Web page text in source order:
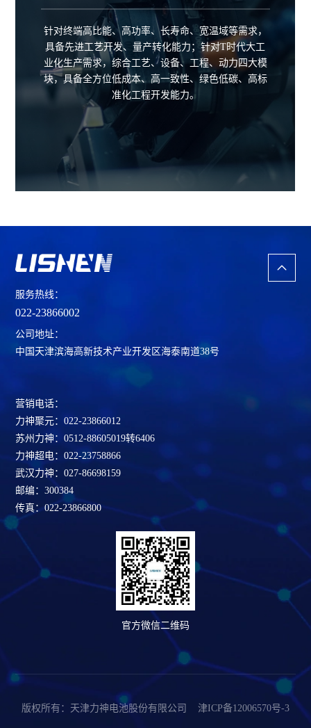
针对终端高比能、高功率、长寿命、宽温域等需求，
具备先进工艺开发、量产转化能力；针对T时代大工
业化生产需求，综合工艺、设备、工程、动力四大模
块，具备全方位低成本、高一致性、绿色低碳、高标
准化工程开发能力。
服务热线：
022-23866002
公司地址：
中国天津滨海高新技术产业开发区海泰南道38号
营销电话：
力神聚元：022-23866012
苏州力神：0512-88605019转6406
力神超电：022-23758866
武汉力神：027-86698159
邮编：300384
传真：022-23866800
官方微信二维码
版权所有：天津力神电池股份有限公司 津ICP备12006570号-3